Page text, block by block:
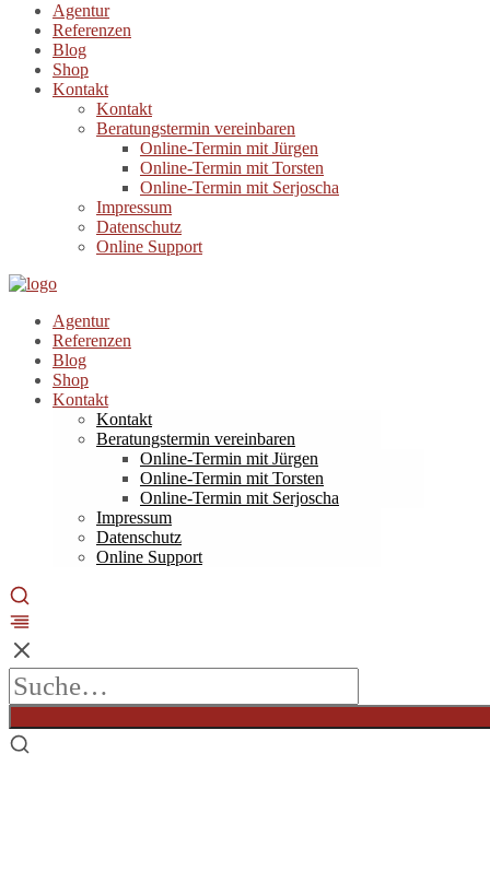
Agentur
Referenzen
Blog
Shop
Kontakt
Kontakt
Beratungstermin vereinbaren
Online-Termin mit Jürgen
Online-Termin mit Torsten
Online-Termin mit Serjoscha
Impressum
Datenschutz
Online Support
Agentur
Referenzen
Blog
Shop
Kontakt
Kontakt
Beratungstermin vereinbaren
Online-Termin mit Jürgen
Online-Termin mit Torsten
Online-Termin mit Serjoscha
Impressum
Datenschutz
Online Support